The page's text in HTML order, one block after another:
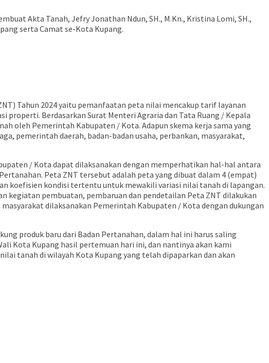
Akta Tanah, Jefry Jonathan Ndun, SH., M.Kn., Kristina Lomi, SH.,
serta Camat se-Kota Kupang.
Tahun 2024 yaitu pemanfaatan peta nilai mencakup tarif layanan
properti. Berdasarkan Surat Menteri Agraria dan Tata Ruang / Kepala
oleh Pemerintah Kabupaten / Kota. Adapun skema kerja sama yang
pemerintah daerah, badan-badan usaha, perbankan, masyarakat,
/ Kota dapat dilaksanakan dengan memperhatikan hal-hal antara
Peta ZNT tersebut adalah peta yang dibuat dalam 4 (empat)
koefisien kondisi tertentu untuk mewakili variasi nilai tanah di lapangan.
kegiatan pembuatan, pembaruan dan pendetailan Peta ZNT dilakukan
dilaksanakan Pemerintah Kabupaten / Kota dengan dukungan
produk baru dari Badan Pertanahan, dalam hal ini harus saling
Kota Kupang hasil pertemuan hari ini, dan nantinya akan kami
tanah di wilayah Kota Kupang yang telah dipaparkan dan akan